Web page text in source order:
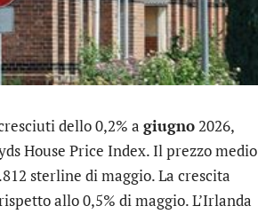
dello 0,2% a giugno2026,
House Price Index. Il prezzo medio
sterline di maggio. La crescita
allo 0,5% di maggio. L’Irlanda